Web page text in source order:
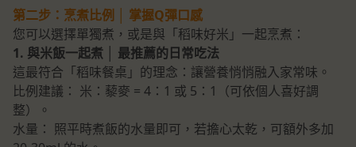
第二步：烹煮比例 │ 掌握Q彈口感
您可以選擇單獨煮，或是與「稻味好米」一起烹煮：
1. 與米飯一起煮 │ 最推薦的日常吃法
這最符合「稻味餐桌」的理念：讓營養悄悄融入家常味。
比例建議： 米：藜麥 = 4：1 或 5：1（可依個人喜好調
整）。
水量： 照平時煮飯的水量即可，若擔心太乾，可額外多加